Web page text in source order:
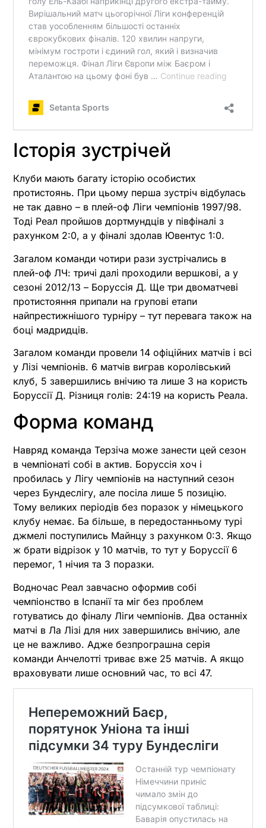
Історія зустрічей
Клуби мають багату історію особистих
протистоянь. При цьому перша зустріч відбулась
не так давно – в плей-оф Ліги чемпіонів 1997/98.
Тоді Реал пройшов дортмундців у півфіналі з
рахунком 2:0, а у фіналі здолав Ювентус 1:0.
Загалом команди чотири рази зустрічались в
плей-оф ЛЧ: тричі далі проходили вершкові, а у
сезоні 2012/13 – Боруссія Д. Ще три двоматчеві
протистояння припали на групові етапи
найпрестижнішого турніру – тут перевага також на
боці мадридців.
Загалом команди провели 14 офіційних матчів і всі
у Лізі чемпіонів. 6 матчів виграв королівський
клуб, 5 завершились внічию та лише 3 на користь
Боруссії Д. Різниця голів: 24:19 на користь Реала.
Форма команд
Навряд команда Терзіча може занести цей сезон
в чемпіонаті собі в актив. Боруссія хоч і
пробилась у Лігу чемпіонів на наступний сезон
через Бундеслігу, але посіла лише 5 позицію.
Тому великих періодів без поразок у німецького
клубу немає. Ба більше, в передостанньому турі
джмелі поступились Майнцу з рахунком 0:3. Якщо
ж брати відрізок у 10 матчів, то тут у Боруссії 6
перемог, 1 нічия та 3 поразки.
Водночас Реал завчасно оформив собі
чемпіонство в Іспанії та міг без проблем
готуватись до фіналу Ліги чемпіонів. Два останніх
матчі в Ла Лізі для них завершились внічию, але
це не важливо. Адже безпрограшна серія
команди Анчелотті триває вже 25 матчів. А якщо
враховувати лише основний час, то всі 47.